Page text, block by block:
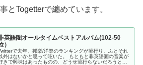
とTogetterで纏めています。
英語圏オールタイムベストアルバム(102-50
）
で去年、邦楽/洋楽のランキングが流行り、ふとそれ
外はないかと思って呟いた。 もともと非英語圏の音楽が
きで興味はあったものの、どうせ流行らないだろうと思